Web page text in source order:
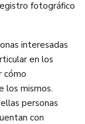
fotográfico
interesadas
en los
cómo
los mismos.
personas
con